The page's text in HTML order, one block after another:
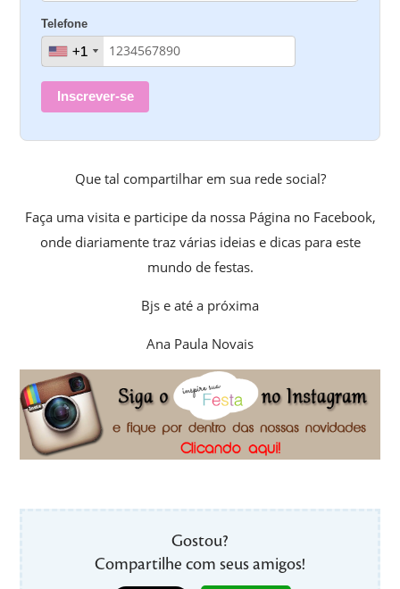
Telefone
+1
+1
Inscrever-se
Que tal compartilhar em sua rede social?
Faça uma visita e participe da nossa Página no Facebook,
onde diariamente traz várias ideias e dicas para este
mundo de festas.
Bjs e até a próxima
Ana Paula Novais
Gostou?
Compartilhe com seus amigos!